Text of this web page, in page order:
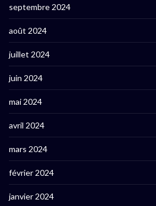
septembre 2024
août 2024
juillet 2024
juin 2024
mai 2024
avril 2024
mars 2024
février 2024
janvier 2024